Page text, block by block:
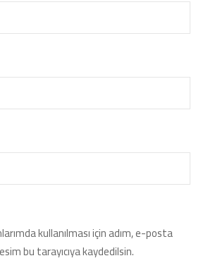
kullanılması için adım, e-posta
bu tarayıcıya kaydedilsin.